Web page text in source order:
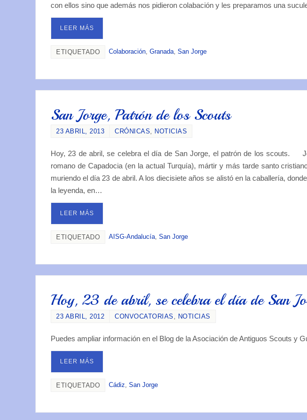
con ellos sino que además nos pidieron colabación y les preparamos una
LEER MÁS
ETIQUETADO Colaboración Granada San Jorge
San Jorge, Patrón de los Scouts
23 ABRIL, 2013 CRÓNICAS, NOTICIAS
Hoy, 23 de abril, se celebra el día de San Jorge, el patrón de los scouts.
romano de Capadocia (en la actual Turquía), mártir y más tarde santo
muriendo el día 23 de abril. A los diecisiete años se alistó en la caballería,
la leyenda, en…
LEER MÁS
ETIQUETADO AISG-Andalucía San Jorge
Hoy, 23 de abril, se celebra el día de San
23 ABRIL, 2012 CONVOCATORIAS , NOTICIAS
Puedes ampliar información en el Blog de la Asociación de Antiguos Scouts y
LEER MÁS
ETIQUETADO Cádiz San Jorge